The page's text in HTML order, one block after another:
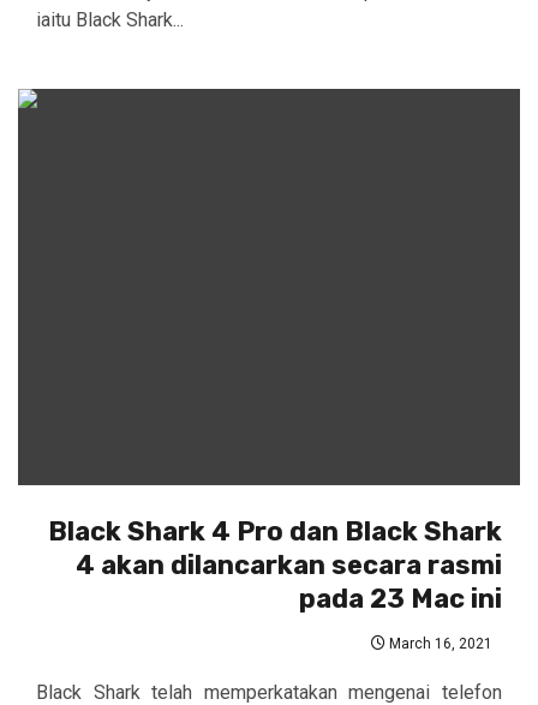
iaitu Black Shark...
Black Shark 4 Pro dan Black Shark
4 akan dilancarkan secara rasmi
pada 23 Mac ini
March 16, 2021
Black Shark telah memperkatakan mengenai telefon